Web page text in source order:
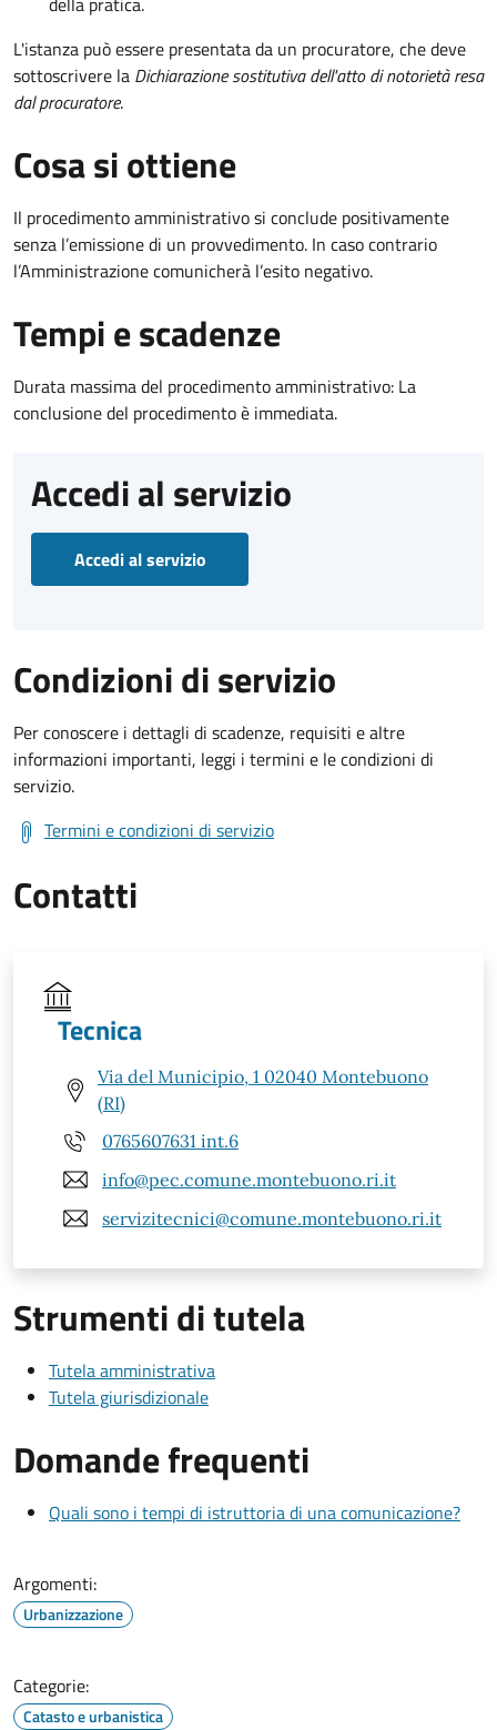
L'istanza può essere presentata da un procuratore, che deve
sottoscrivere la Dichiarazione sostitutiva dell'atto di notorietà resa
dal procuratore.
Cosa si ottiene
Il procedimento amministrativo si conclude positivamente
senza l’emissione di un provvedimento. In caso contrario
l’Amministrazione comunicherà l’esito negativo.
Tempi e scadenze
Durata massima del procedimento amministrativo: La
conclusione del procedimento è immediata.
Accedi al servizio
Accedi al servizio
Condizioni di servizio
Per conoscere i dettagli di scadenze, requisiti e altre
informazioni importanti, leggi i termini e le condizioni di
servizio.
Termini e condizioni di servizio
Contatti
Tecnica
Via del Municipio, 1 02040 Montebuono
(RI)
0765607631 int.6
info@pec.comune.montebuono.ri.it
servizitecnici@comune.montebuono.ri.it
Strumenti di tutela
Tutela amministrativa
Tutela giurisdizionale
Domande frequenti
Quali sono i tempi di istruttoria di una comunicazione?
Argomenti:
Urbanizzazione
Categorie:
Catasto e urbanistica